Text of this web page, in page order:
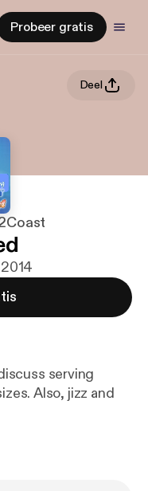
Probeer gratis
Deel
serving
Also, jizz and